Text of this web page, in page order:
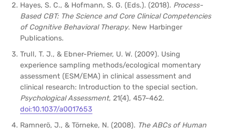
Hayes, S. C., & Hofmann, S. G. (Eds.). (2018). Process-
Based CBT: The Science and Core Clinical Competencies
of Cognitive Behavioral Therapy. New Harbinger
Publications.
Trull, T. J., & Ebner-Priemer, U. W. (2009). Using
experience sampling methods/ecological momentary
assessment (ESM/EMA) in clinical assessment and
clinical research: Introduction to the special section.
Psychological Assessment, 21(4), 457–462.
doi:10.1037/a0017653
Ramnerö, J., & Törneke, N. (2008). The ABCs of Human